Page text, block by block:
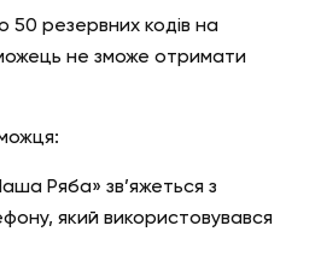
резервних кодів на
не зможе отримати
Ряба» зв’яжеться з
який використовувався